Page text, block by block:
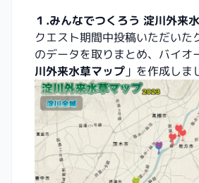
１.みんなでつくろう 淀川外来
クエスト期間中投稿いただいた
のデータを取りまとめ、バイオ
川外来水草マップ 」を作成しま